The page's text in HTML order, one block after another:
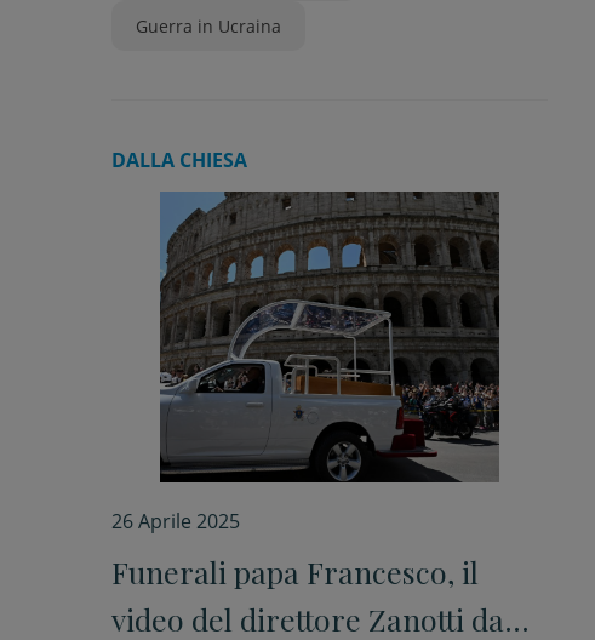
Guerra in Ucraina
DALLA CHIESA
26 Aprile 2025
Funerali papa Francesco, il
video del direttore Zanotti da